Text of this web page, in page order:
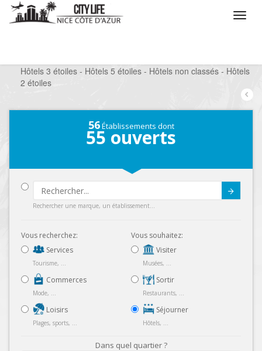
Hôtels 3 étoiles - Hôtels 5 étoiles - Hôtels non classés - Hôtels
2 étoiles
56Établissements dont
55 ouverts
Rechercher une marque, un établissement...
Vous recherchez:
Services
Tourisme, ...
Commerces
Mode, ...
Loisirs
Plages, sports, ...
Vous souhaitez:
Visiter
Musées, ...
Sortir
Restaurants, ...
Séjourner
Hôtels, ...
Dans quel quartier ?